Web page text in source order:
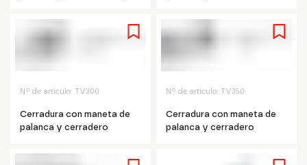
Nº de artículo: TV300
Cerradura con maneta de
palanca y cerradero
Nº de artículo: TV350
Cerradura con maneta de
palanca y cerradero